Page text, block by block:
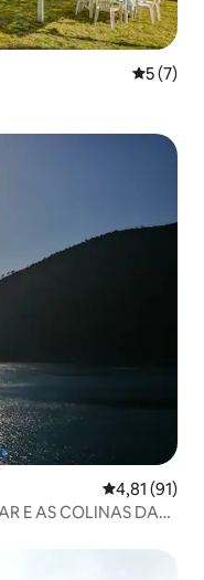
5 de
5 (7)
4,81 de uma
4,81 (91)
E AS COLINAS DA